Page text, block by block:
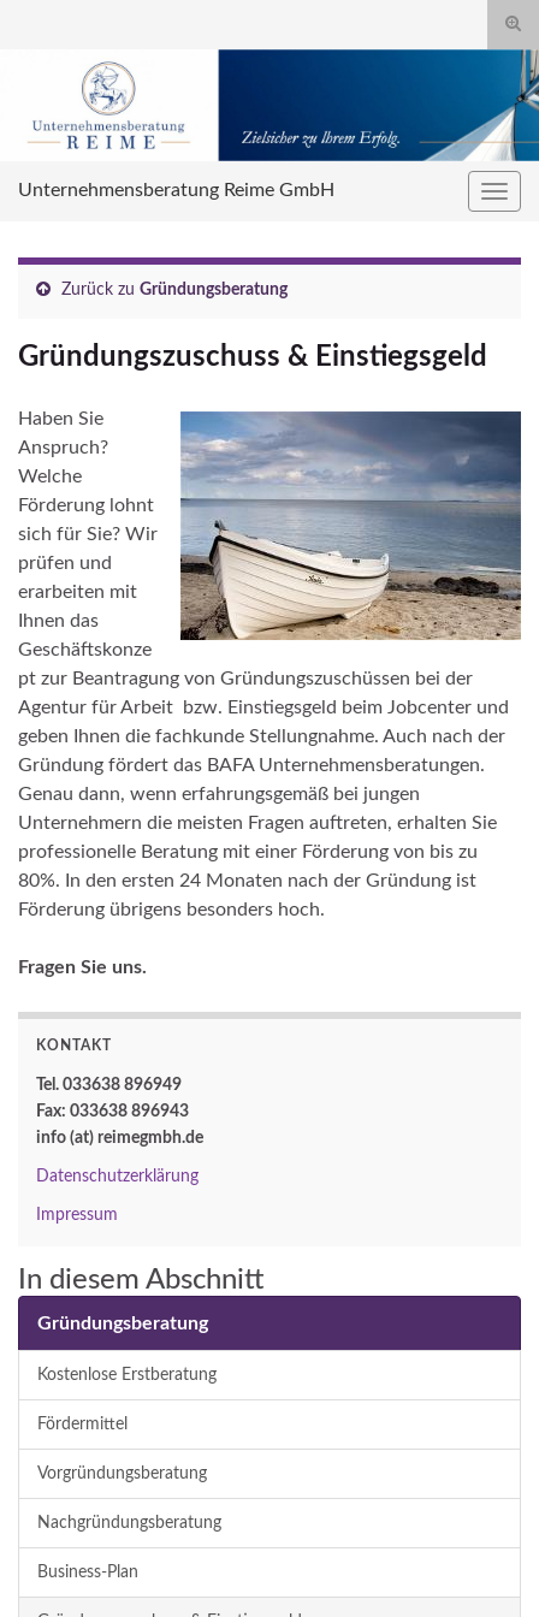
Search for:
Unternehmensberatung Reime GmbH
Zurück zu Gründungsberatung
Gründungszuschuss & Einstiegsgeld
Haben Sie
Anspruch?
Welche
Förderung lohnt
sich für Sie? Wir
prüfen und
erarbeiten mit
Ihnen das
Geschäftskonze
pt zur Beantragung von Gründungszuschüssen bei der
Agentur für Arbeit bzw. Einstiegsgeld beim Jobcenter und
geben Ihnen die fachkunde Stellungnahme. Auch nach der
Gründung fördert das BAFA Unternehmensberatungen.
Genau dann, wenn erfahrungsgemäß bei jungen
Unternehmern die meisten Fragen auftreten, erhalten Sie
professionelle Beratung mit einer Förderung von bis zu
80%. In den ersten 24 Monaten nach der Gründung ist
Förderung übrigens besonders hoch.
Fragen Sie uns.
KONTAKT
Tel. 033638 896949
Fax: 033638 896943
info (at) reimegmbh.de
Datenschutzerklärung
Impressum
In diesem Abschnitt
Gründungsberatung
Kostenlose Erstberatung
Fördermittel
Vorgründungsberatung
Nachgründungsberatung
Business-Plan